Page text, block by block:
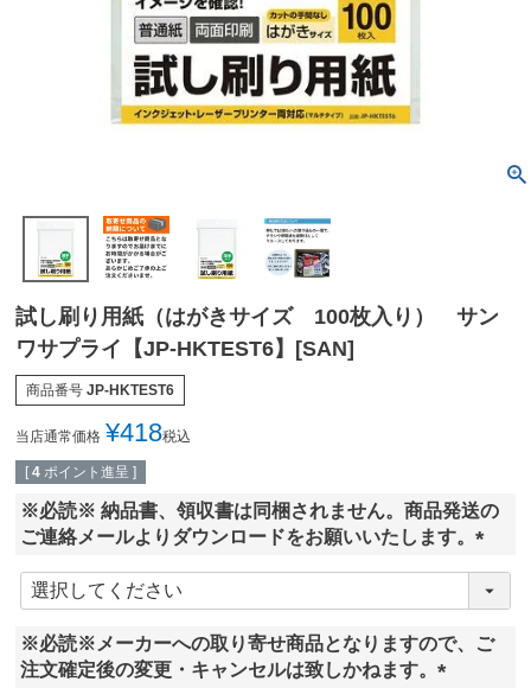
試し刷り用紙（はがきサイズ 100枚入り） サン
ワサプライ【JP-HKTEST6】[SAN]
商品番号 JP-HKTEST6
当店通常価格 ¥418税込
[ 4 ポイント進呈 ]
※必読※ 納品書、領収書は同梱されません。商品発送の
ご連絡メールよりダウンロードをお願いいたします。
(
必
)
※必読※メーカーへの取り寄せ商品となりますので、ご
注文確定後の変更・キャンセルは致しかねます。